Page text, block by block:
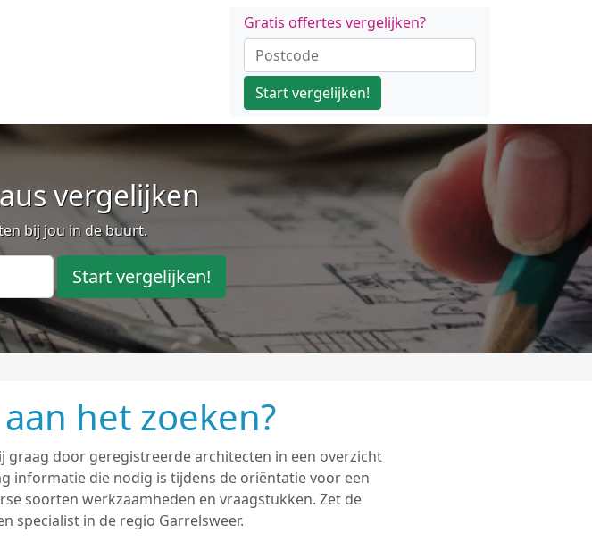
Gratis offertes vergelijken?
Start vergelijken!
vergelijken
bij jou in de buurt.
Start vergelijken!
het zoeken?
graag door geregistreerde architecten in een overzicht
informatie die nodig is tijdens de oriëntatie voor een
soorten werkzaamheden en vraagstukken. Zet de
specialist in de regio Garrelsweer.